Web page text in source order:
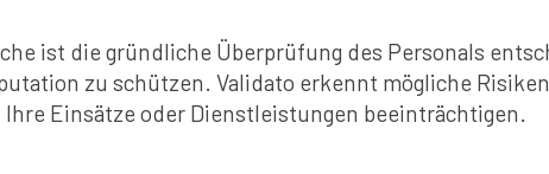
ist die gründliche Überprüfung des Personals
zu schützen. Validato erkennt mögliche
Ihre Einsätze oder Dienstleistungen beeinträchtigen.